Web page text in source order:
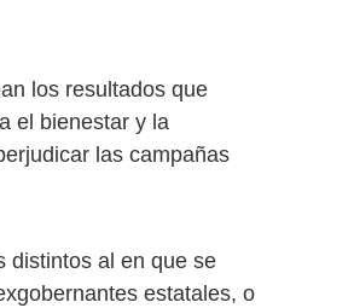
los resultados que
el bienestar y la
las campañas
distintos al en que se
estatales, o